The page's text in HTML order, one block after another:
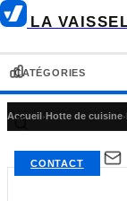
LA
CONTACT
CATÉGORIES
LAVE-
Accueil›Hotte de cuisine›